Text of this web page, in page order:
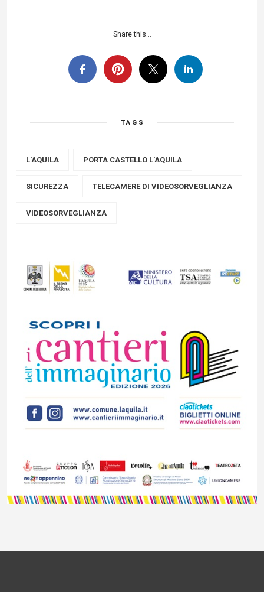
Share this...
TAGS
L'AQUILA PORTA CASTELLO L'AQUILA
SICUREZZA TELECAMERE DI VIDEOSORVEGLIANZA
VIDEOSORVEGLIANZA